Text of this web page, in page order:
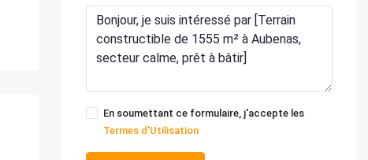
En soumettant ce formulaire, j'accepte les
Termes d'Utilisation